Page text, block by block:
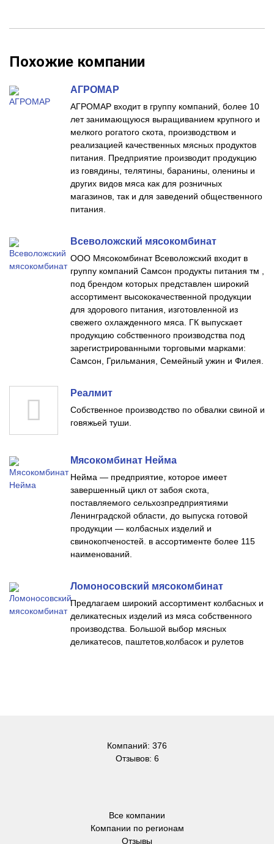
Похожие компании
АГРОМАР
АГРОМАР входит в группу компаний, более 10
лет занимающуюся выращиванием крупного и
мелкого рогатого скота, производством и
реализацией качественных мясных продуктов
питания. Предприятие производит продукцию
из говядины, телятины, баранины, оленины и
других видов мяса как для розничных
магазинов, так и для заведений общественного
питания.
Всеволожский мясокомбинат
ООО Мясокомбинат Всеволожский входит в
группу компаний Самсон продукты питания тм ,
под брендом которых представлен широкий
ассортимент высококачественной продукции
для здорового питания, изготовленной из
свежего охлажденного мяса. ГК выпускает
продукцию собственного производства под
зарегистрированными торговыми марками:
Самсон, Грильмания, Семейный ужин и Филея.
Реалмит
Собственное производство по обвалки свиной и
говяжьей туши.
Мясокомбинат Нейма
Нейма — предприятие, которое имеет
завершенный цикл от забоя скота,
поставляемого сельхозпредприятиями
Ленинградской области, до выпуска готовой
продукции — колбасных изделий и
свинокопченостей. в ассортименте более 115
наименований.
Ломоносовский мясокомбинат
Предлагаем широкий ассортимент колбасных и
деликатесных изделий из мяса собственного
производства. Большой выбор мясных
деликатесов, паштетов,колбасок и рулетов
Компаний: 376
Отзывов: 6
Все компании
Компании по регионам
Отзывы